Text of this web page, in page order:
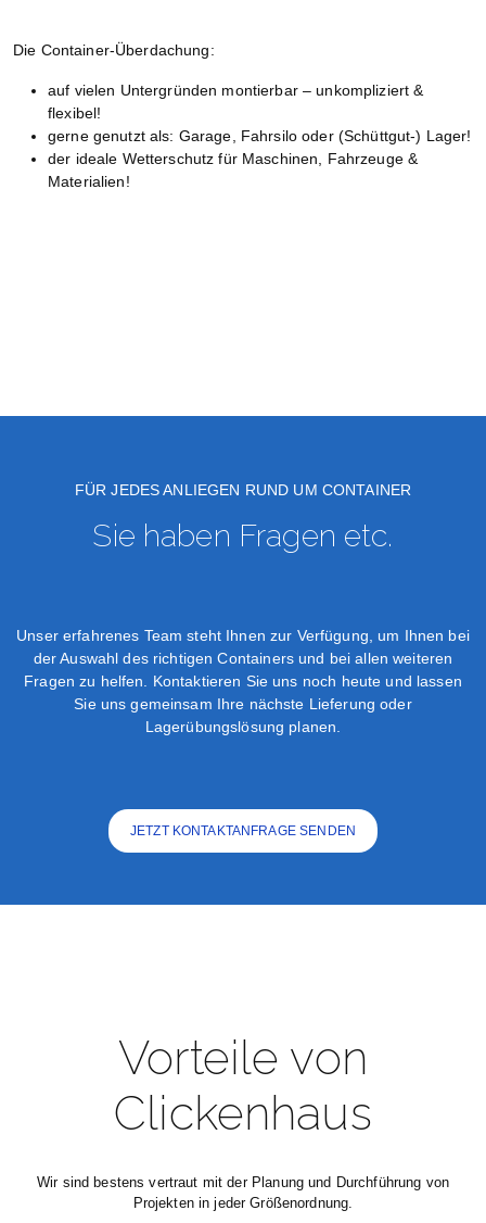
Die Container-Überdachung:
auf vielen Untergründen montierbar – unkompliziert &
flexibel!
gerne genutzt als: Garage, Fahrsilo oder (Schüttgut-) Lager!
der ideale Wetterschutz für Maschinen, Fahrzeuge &
Materialien!
FÜR JEDES ANLIEGEN RUND UM CONTAINER
Sie haben Fragen etc.
Unser erfahrenes Team steht Ihnen zur Verfügung, um Ihnen bei
der Auswahl des richtigen Containers und bei allen weiteren
Fragen zu helfen. Kontaktieren Sie uns noch heute und lassen
Sie uns gemeinsam Ihre nächste Lieferung oder
Lagerübungslösung planen.
JETZT KONTAKTANFRAGE SENDEN
Vorteile von
Clickenhaus
Wir sind bestens vertraut mit der Planung und Durchführung von
Projekten in jeder Größenordnung.